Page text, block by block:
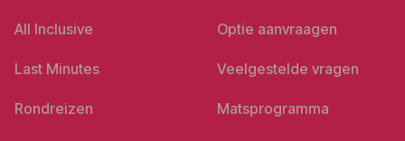
All Inclusive
Last Minutes
Rondreizen
Optie aanvraagen
Veelgestelde vragen
Matsprogramma